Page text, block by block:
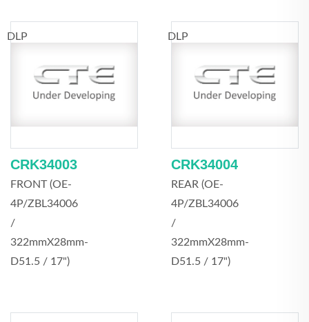
CRK34003
FRONT (OE-
4P/ZBL34006
/
322mmX28mm-
D51.5 / 17")
DLP
CRK34004
REAR (OE-
4P/ZBL34006
/
322mmX28mm-
D51.5 / 17")
DLP